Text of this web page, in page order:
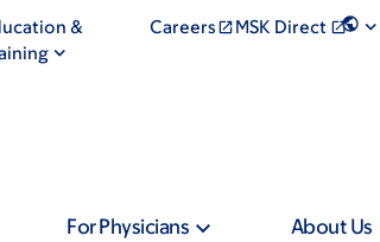
&
Careers MSK Direct
For Physicians About Us